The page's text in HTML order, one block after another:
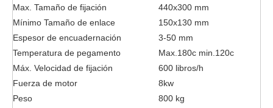
Max. Tamaño de fijación
440x300 mm
Mínimo Tamaño de enlace
150x130 mm
Espesor de encuadernación
3-50 mm
Temperatura de pegamento
Max.180c min.120c
Máx. Velocidad de fijación
600 libros/h
Fuerza de motor
8kw
Peso
800 kg